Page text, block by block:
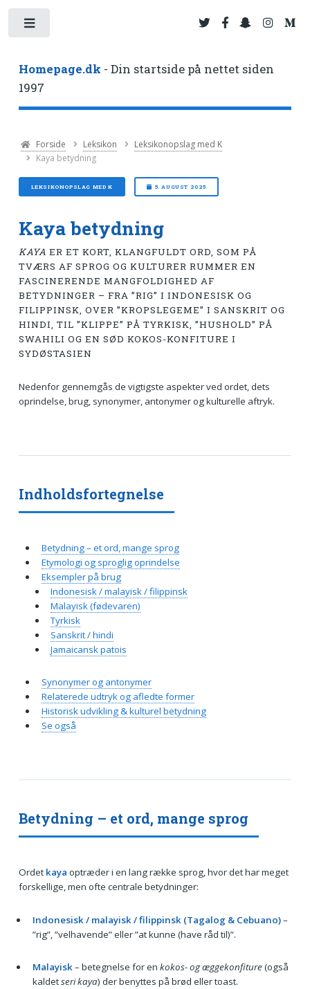
Homepage.dk - Din startside på nettet siden
1997
Forside Leksikon
Leksikonopslag med K
Kaya betydning
LEKSIKONOPSLAG MED K 5. AUGUST 2025
Kaya betydning
KAYA ER ET KORT, KLANGFULDT ORD, SOM PÅ
TVÆRS AF SPROG OG KULTURER RUMMER EN
FASCINERENDE MANGFOLDIGHED AF
BETYDNINGER – FRA ”RIG” I INDONESISK OG
FILIPPINSK, OVER ”KROPSLEGEME” I SANSKRIT OG
HINDI, TIL ”KLIPPE” PÅ TYRKISK, ”HUSHOLD” PÅ
SWAHILI OG EN SØD KOKOS-KONFITURE I
SYDØSTASIEN
Nedenfor gennemgås de vigtigste aspekter ved ordet, dets
oprindelse, brug, synonymer, antonymer og kulturelle aftryk.
Betydning – et ord, mange sprog
Ordet kaya optræder i en lang række sprog, hvor det har meget
forskellige, men ofte centrale betydninger:
Indonesisk / malayisk / filippinsk (Tagalog & Cebuano)–
”rig”, ”velhavende” eller ”at kunne (have råd til)”.
Malayisk– betegnelse for en kokos- og ægge­konfiture(også
kaldetseri kaya) der benyttes på brød eller toast.
Indholdsfortegnelse
Betydning – et ord, mange sprog
Etymologi og sproglig oprindelse
Eksempler på brug
Indonesisk / malayisk / filippinsk
Malayisk (føde­varen)
Tyrkisk
Sanskrit / hindi
Jamaicansk patois
Synonymer og antonymer
Relaterede udtryk og afledte former
Historisk udvikling & kulturel betydning
Se også